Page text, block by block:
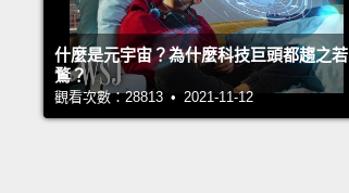
什麼是元宇宙？為什麼科技巨頭都趨之若
鶩？
觀看次數：28813 • 2021-11-12